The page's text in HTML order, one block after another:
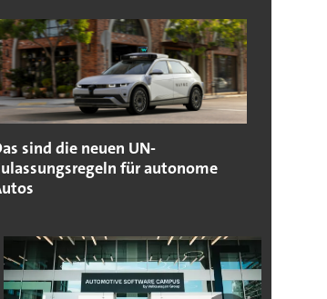
sind die neuen UN-
für autonome